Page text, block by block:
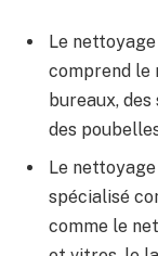
Le
comprend le
bureaux,
des
Le
spécialisé
comme le